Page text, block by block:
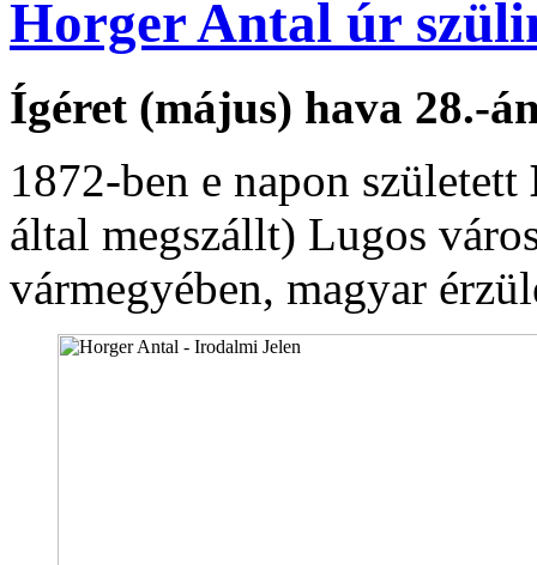
Horger Antal úr
Ígéret (május) hava 28.-
1872-ben e napon született
által megszállt) Lugos
vármegyében, magyar